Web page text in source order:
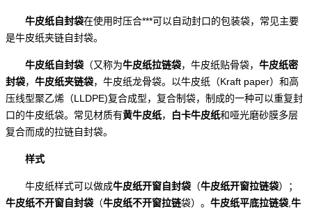
牛皮纸自封袋在使用时压合***可以自动封口的包装袋，常见主要
是牛皮纸夹链自封袋。
牛皮纸自封袋 （又称为牛皮纸拉链袋，牛皮纸贴骨袋， 牛皮纸密
封袋， 牛皮纸夹链袋，牛皮纸龙骨袋。以牛皮纸（Kraft paper）和高
压线型聚乙烯（LLDPE)复合成型，复合制袋，制成的一种可以重复封
口的牛皮纸袋。常见材质有黄牛皮纸， 白卡牛皮纸和哑光磨砂膜多层
复合而成的拉链自封袋。
样式
牛皮纸样式可以做成牛皮纸开窗自封袋 （牛皮纸开窗拉链袋）；
牛皮纸不开窗自封袋 （牛皮纸不开窗拉链袋）。 牛皮纸平底拉链袋 牛